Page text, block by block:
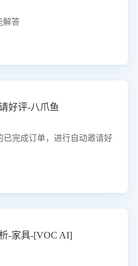
解答
好评-八爪鱼
完成订单，进行自动邀请好
-家具-[VOC AI]